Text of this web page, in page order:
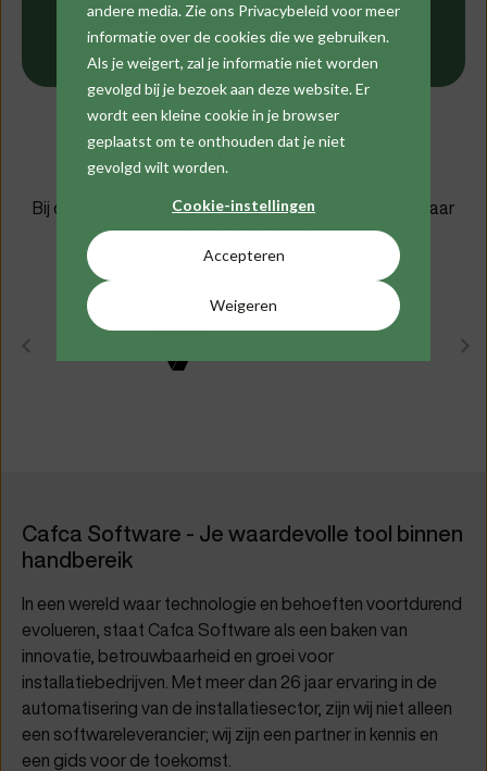
andere media. Zie ons Privacybeleid voor meer
informatie over de cookies die we gebruiken.
Als je weigert, zal je informatie niet worden
gevolgd bij je bezoek aan deze website. Er
wordt een kleine cookie in je browser
geplaatst om te onthouden dat je niet
gevolgd wilt worden.
Cookie-instellingen
Accepteren
Weigeren
3600+fans
Bij deze installatiebedrijven leidt Cafca Software al naar
efficiëntie, kwaliteit en succes
Cafca Software - Je waardevolle tool binnen
handbereik
In een wereld waar technologie en behoeften voortdurend
evolueren, staat Cafca Software als een baken van
innovatie, betrouwbaarheid en groei voor
installatiebedrijven. Met meer dan 26 jaar ervaring in de
automatisering van de installatiesector, zijn wij niet alleen
een softwareleverancier; wij zijn een partner in kennis en
een gids voor de toekomst.